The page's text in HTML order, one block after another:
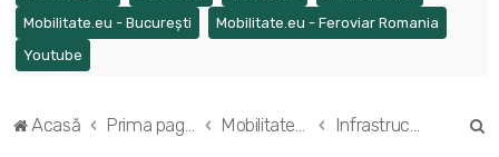
Mobilitate.eu - București (Opens a new tab)
Mobilitate.eu - Feroviar Romania
Youtube
Acasă Prima pagină Mobilitatea în regiunea București - Ilfov Infrastructura tramvaielor din regiune